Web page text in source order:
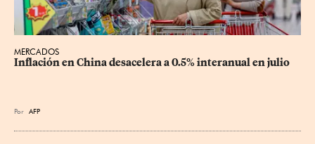
MERCADOS
Inflación en China desacelera a 0.5% interanual en julio
Por AFP